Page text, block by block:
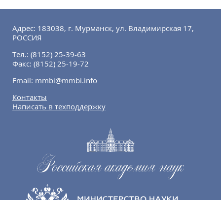
Адрес: 183038, г. Мурманск, ул. Владимирская 17,
РОССИЯ
Тел.: (8152) 25-39-63
Факс: (8152) 25-19-72
Email: mmbi@mmbi.info
Контакты
Написать в техподдержку